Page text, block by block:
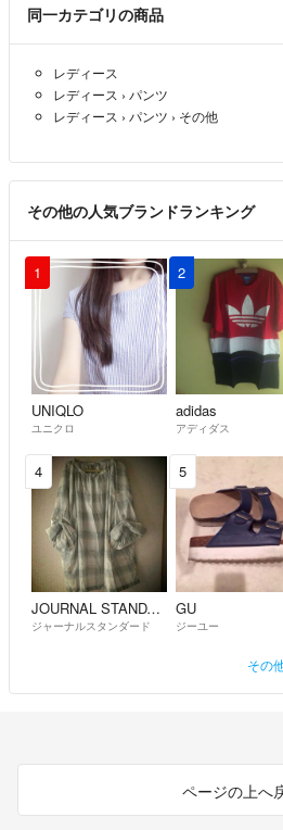
同一カテゴリの商品
レディース
レディース › パンツ
レディース › パンツ › その他
その他の人気ブランドランキング
1
UNIQLO
ユニクロ
2
adidas
アディダス
4
JOURNAL STANDARD
ジャーナルスタンダード
5
GU
ジーユー
その
ページの上へ